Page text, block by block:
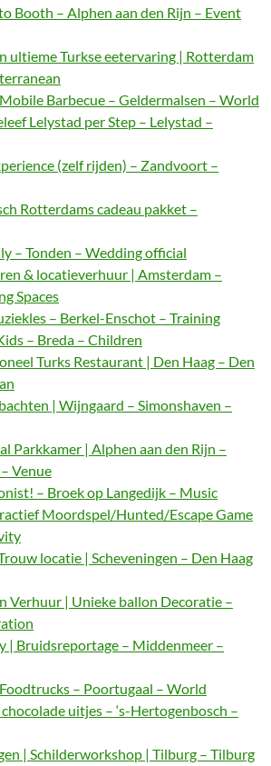
Booth – Alphen aan den Rijn – Event
ultieme Turkse eetervaring | Rotterdam
Barbecue – Geldermalsen – World
Lelystad per Step – Lelystad –
(zelf rijden) – Zandvoort –
Rotterdams cadeau pakket –
– Tonden – Wedding official
& locatieverhuur | Amsterdam –
Spaces
– Berkel-Enschot – Training
– Breda – Children
Turks Restaurant | Den Haag – Den
| Wijngaard – Simonshaven –
Parkkamer | Alphen aan den Rijn –
Venue
– Broek op Langedijk – Music
Moordspel/Hunted/Escape Game
locatie | Scheveningen – Den Haag
Verhuur | Unieke ballon Decoratie –
| Bruidsreportage – Middenmeer –
– Poortugaal – World
uitjes – ‘s-Hertogenbosch –
| Schilderworkshop | Tilburg – Tilburg